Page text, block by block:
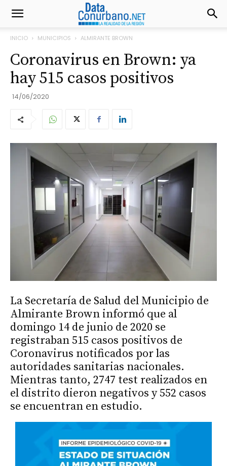
INICIO MUNICIPIOS ALMIRANTE BROWN
Coronavirus en Brown: ya
hay 515 casos positivos
14/06/2020
La Secretaría de Salud del Municipio de
Almirante Brown informó que al
domingo 14 de junio de 2020 se
registraban 515 casos positivos de
Coronavirus notificados por las
autoridades sanitarias nacionales.
Mientras tanto, 2747 test realizados en
el distrito dieron negativos y 552 casos
se encuentran en estudio.